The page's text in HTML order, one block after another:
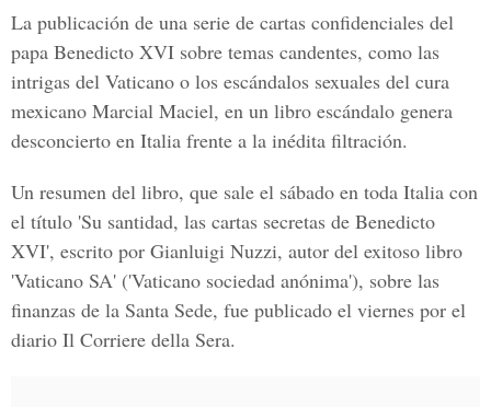
La publicación de una serie de cartas confidenciales del
papa Benedicto XVI sobre temas candentes, como las
intrigas del Vaticano o los escándalos sexuales del cura
mexicano Marcial Maciel, en un libro escándalo genera
desconcierto en Italia frente a la inédita filtración.
Un resumen del libro, que sale el sábado en toda Italia con
el título 'Su santidad, las cartas secretas de Benedicto
XVI', escrito por Gianluigi Nuzzi, autor del exitoso libro
'Vaticano SA' ('Vaticano sociedad anónima'), sobre las
finanzas de la Santa Sede, fue publicado el viernes por el
diario Il Corriere della Sera.